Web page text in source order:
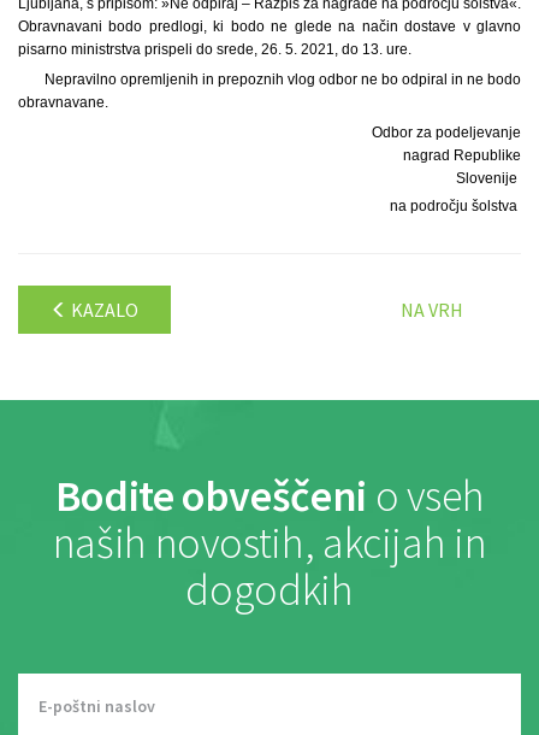
Ljubljana, s pripisom: »Ne odpiraj – Razpis za nagrade na področju šolstva«.
Obravnavani bodo predlogi, ki bodo ne glede na način dostave v glavno
pisarno ministrstva prispeli do srede, 26. 5. 2021, do 13. ure.
Nepravilno opremljenih in prepoznih vlog odbor ne bo odpiral in ne bodo
obravnavane.
Odbor za podeljevanje
nagrad Republike
Slovenije
na področju šolstva
KAZALO NA VRH
Bodite obveščeni o vseh
naših novostih, akcijah in
dogodkih